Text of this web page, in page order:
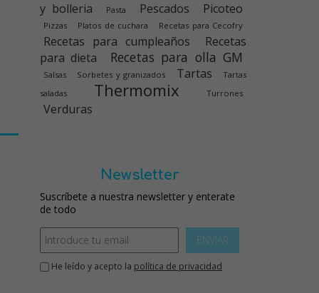
y bolleria
Pasta Pescados Picoteo
Pizzas Platos de cuchara Recetas para Cecofry
Recetas para cumpleaños
Recetas
para dieta
Recetas para olla GM
Salsas Sorbetes y granizados Tartas
Tartas
saladas
Thermomix Turrones
Verduras
Newsletter
Suscríbete a nuestra newsletter y enterate
de todo
ENVIAR
He leído y acepto la política de privacidad